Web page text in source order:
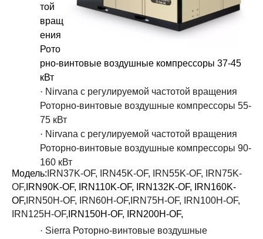
той
вращ
ения
Рото
рно-винтовые воздушные компрессоры 37-45
кВт
· Nirvana с регулируемой частотой вращения
Роторно-винтовые воздушные компрессоры 55-
75 кВт
· Nirvana с регулируемой частотой вращения
Роторно-винтовые воздушные компрессоры 90-
160 кВт
Модель: IRN37K-OF, IRN45K-OF, IRN55K-OF, IRN75K-
OF, IRN90K-OF, IRN110K-OF, IRN132K-OF, IRN160K-
OF, IRN50H-OF, IRN60H-OF, IRN75H-OF, IRN100H-OF,
IRN125H-OF, IRN150H-OF, IRN200H-OF,
· Sierra Роторно-винтовые воздушные